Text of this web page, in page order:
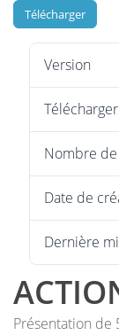
Télécharger
Version
Télécharger
Nombre
Date de
Dernière
Présentation de